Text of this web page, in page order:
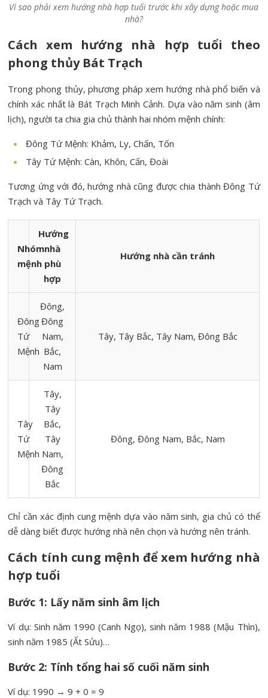
Vì sao phải xem hướng nhà hợp tuổi trước khi xây dựng hoặc mua
nhà?
Cách xem hướng nhà hợp tuổi theo
phong thủy Bát Trạch
Trong phong thủy, phương pháp xem hướng nhà phổ biến và
chính xác nhất là Bát Trạch Minh Cảnh. Dựa vào năm sinh (âm
lịch), người ta chia gia chủ thành hai nhóm mệnh chính:
Đông Tứ Mệnh: Khảm, Ly, Chấn, Tốn
Tây Tứ Mệnh: Càn, Khôn, Cấn, Đoài
Tương ứng với đó, hướng nhà cũng được chia thành Đông Tứ
Trạch và Tây Tứ Trạch.
Nhóm
mệnh
Hướng
nhà
phù
hợp
Hướng nhà cần tránh
Đông
Tứ
Mệnh
Đông,
Đông
Nam,
Bắc,
Nam
Tây, Tây Bắc, Tây Nam, Đông Bắc
Tây
Tứ
Mệnh
Tây,
Tây
Bắc,
Tây
Nam,
Đông
Bắc
Đông, Đông Nam, Bắc, Nam
Chỉ cần xác định cung mệnh dựa vào năm sinh, gia chủ có thể
dễ dàng biết được hướng nhà nên chọn và hướng nên tránh.
Cách tính cung mệnh để xem hướng nhà
hợp tuổi
Bước 1: Lấy năm sinh âm lịch
Ví dụ: Sinh năm 1990 (Canh Ngọ), sinh năm 1988 (Mậu Thìn),
sinh năm 1985 (Ất Sửu)…
Bước 2: Tính tổng hai số cuối năm sinh
Ví dụ: 1990 → 9 + 0 = 9